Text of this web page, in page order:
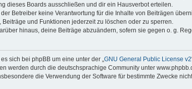
dieses Boards ausschließen und dir ein Hausverbot erteilen.
Betreiber keine Verantwortung für die Inhalte von Beiträgen
und Funktionen jederzeit zu löschen oder zu sperren.
hinaus, deine Beiträge abzuändern, sofern sie gegen o. g.
sich bei phpBB um eine unter der „GNU General Public License v2
werden durch die deutschsprachige Community unter
die Verwendung der Software für bestimmte Zwecke